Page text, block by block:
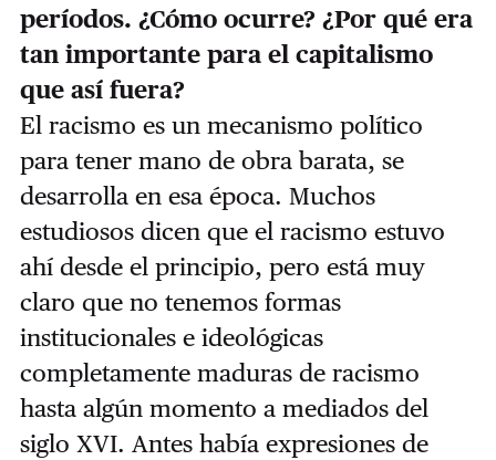
períodos. ¿Cómo ocurre? ¿Por qué era
tan importante para el capitalismo
que así fuera?
El racismo es un mecanismo político
para tener mano de obra barata, se
desarrolla en esa época. Muchos
estudiosos dicen que el racismo estuvo
ahí desde el principio, pero está muy
claro que no tenemos formas
institucionales e ideológicas
completamente maduras de racismo
hasta algún momento a mediados del
siglo XVI. Antes había expresiones de